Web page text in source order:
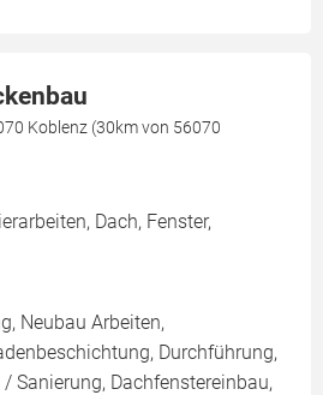
Koblenz (30km von 56070
Dach, Fenster,
Neubau Arbeiten,
Durchführung,
Sanierung, Dachfenstereinbau,